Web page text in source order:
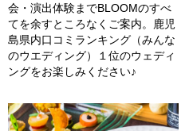
会・演出体験までBLOOMのすべ
てを余すところなくご案内。鹿児
島県内口コミランキング（みんな
のウエディング）１位のウェディ
ングをお楽しみください♪